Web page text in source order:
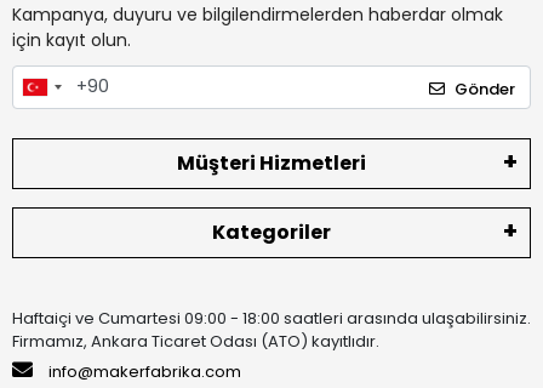
Kampanya, duyuru ve bilgilendirmelerden haberdar olmak
için kayıt olun.
Gönder
Müşteri Hizmetleri
Kategoriler
Haftaiçi ve Cumartesi 09:00 - 18:00 saatleri arasında ulaşabilirsiniz.
Firmamız, Ankara Ticaret Odası (ATO) kayıtlıdır.
info@makerfabrika.com